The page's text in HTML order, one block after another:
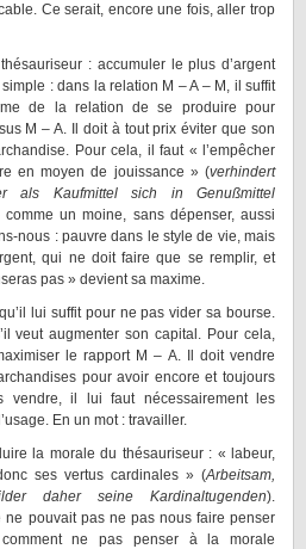
Ce serait, encore une fois, aller trop
: accumuler le plus d’argent
: dans la relation M – A – M, il suffit
de la relation de se produire pour
M – A. Il doit à tout prix éviter que son
Pour cela, il faut « l’empêcher
en moyen de jouissance » (verhindert
als Kaufmittel sich in Genußmittel
comme un moine, sans dépenser, aussi
nous : pauvre dans le style de vie, mais
qui ne doit faire que se remplir, et
pas » devient sa maxime.
lui suffit pour ne pas vider sa bourse.
veut augmenter son capital. Pour cela,
le rapport M – A. Il doit vendre
pour avoir encore et toujours
vendre, il lui faut nécessairement les
En un mot : travailler.
la morale du thésauriseur : « labeur,
ses vertus cardinales » (Arbeitsam,
daher seine Kardinaltugenden).
ne pouvait pas ne pas nous faire penser
ne pas penser à la morale